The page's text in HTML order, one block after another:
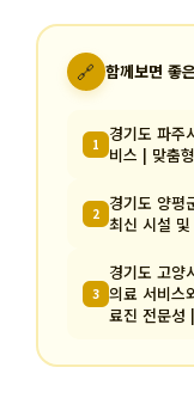
🔗 함께보면 좋
1 경기도 파주
비스 | 맞춤
2 경기도 양평
최신 시설
3
경기도 고양
의료 서비스
료진 전문성